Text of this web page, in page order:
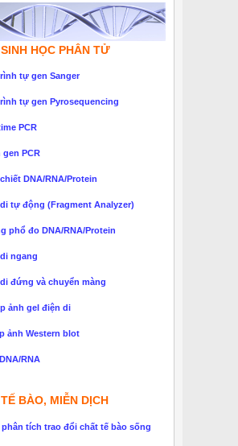
HỌC PHÂN TỬ
tự gen Sanger
tự gen Pyrosequencing
PCR
gen PCR
DNA/RNA/Protein
tự động (Fragment Analyzer)
phổ đo DNA/RNA/Protein
ngang
đứng và chuyển màng
ảnh gel điện di
ảnh Western blot
RNA
BÀO, MIỄN DỊCH
phân tích trao đổi chất tế bào sống